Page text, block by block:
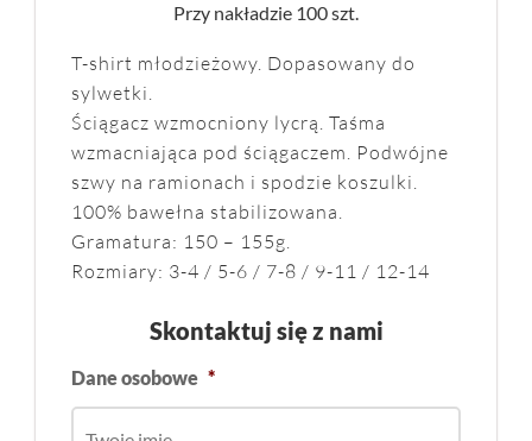
Przy nakładzie 100 szt.
Skontaktuj się z nami
Dane osobowe *
T-shirt młodzieżowy. Dopasowany do
sylwetki.
Ściągacz wzmocniony lycrą. Taśma
wzmacniająca pod ściągaczem. Podwójne
szwy na ramionach i spodzie koszulki.
100% bawełna stabilizowana.
Gramatura: 150 – 155g.
Rozmiary: 3-4 / 5-6 / 7-8 / 9-11 / 12-14